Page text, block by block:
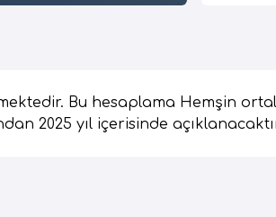
Bu hesaplama Hemşin
2025 yıl içerisinde